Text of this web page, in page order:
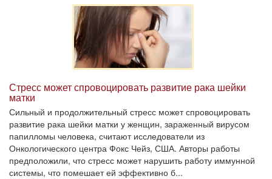
Стресс может спровоцировать развитие рака шейки
матки
Сильный и продолжительный стресс может спровоцировать
развитие рака шейки матки у женщин, зараженный вирусом
папилломы человека, считают исследователи из
Онкологического центра Фокс Чейз, США. Авторы работы
предположили, что стресс может нарушить работу иммунной
системы, что помешает ей эффективно б...